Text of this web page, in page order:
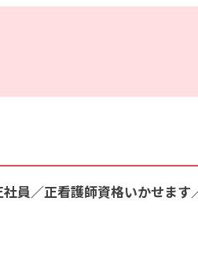
員／正看護師資格いかせます